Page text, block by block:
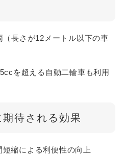
長さが12メートル以下の車
を超える自動二輪車も利用
待される効果
縮による利便性の向上